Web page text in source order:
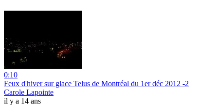
0:10
Feux d'hiver sur glace Telus de Montréal du 1er déc 2012 -2
Carole Lapointe
il y a 14 ans